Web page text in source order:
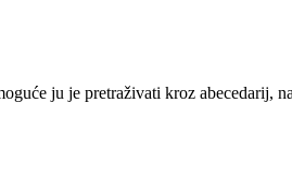
ju je pretraživati kroz abecedarij,